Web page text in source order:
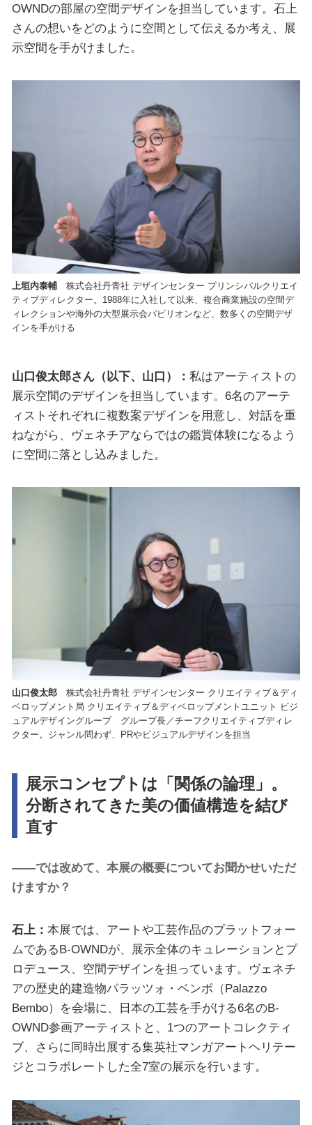
OWNDの部屋の空間デザインを担当しています。石上
さんの想いをどのように空間として伝えるか考え、展
示空間を手がけました。
上垣内泰輔株式会社丹青社 デザインセンター プリンシパルクリエイ
ティブディレクター。1988年に入社して以来、複合商業施設の空間デ
ィレクションや海外の大型展示会パビリオンなど、数多くの空間デザ
インを手がける
山口俊太郎さん（以下、山口）： 私はアーティストの
展示空間のデザインを担当しています。6名のアーテ
ィストそれぞれに複数案デザインを用意し、対話を重
ねながら、ヴェネチアならではの鑑賞体験になるよう
に空間に落とし込みました。
山口俊太郎株式会社丹青社 デザインセンター クリエイティブ＆ディ
ベロップメント局 クリエイティブ＆ディベロップメントユニット ビジ
ュアルデザイングループ グループ長／チーフクリエイティブディレ
クター。ジャンル問わず、PRやビジュアルデザインを担当
展示コンセプトは「関係の論理」。
分断されてきた美の価値構造を結び
直す
――では改めて、本展の概要についてお聞かせいただ
けますか？
石上： 本展では、アートや工芸作品のプラットフォー
ムであるB-OWNDが、展示全体のキュレーションとプ
ロデュース、空間デザインを担っています。ヴェネチ
アの歴史的建造物パラッツォ・ベンボ（Palazzo
Bembo）を会場に、日本の工芸を手がける6名のB-
OWND参画アーティストと、1つのアートコレクティ
ブ、さらに同時出展する集英社マンガアートヘリテー
ジとコラボレートした全7室の展示を行います。